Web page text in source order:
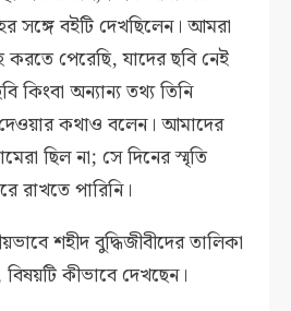
সঙ্গে বইটি দেখছিলেন। আমরা
পেরেছি, যাদের ছবি নেই
কিংবা অন্যান্য তথ্য তিনি
কথাও বলেন। আমাদের
ছিল না; সে দিনের স্মৃতি
রাখতে পারিনি।
শহীদ বুদ্ধিজীবীদের তালিকা
বিষয়টি কীভাবে দেখছেন।